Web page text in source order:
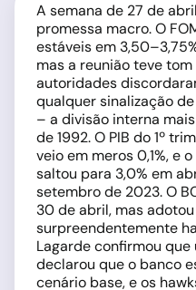
A semana de 27 de
promessa macro. O
estáveis em
mas a reunião teve
autoridades
qualquer sinalização
– a divisão interna
de 1992. O PIB do 1º
veio em meros 0,1%, e
saltou para 3,0% em
setembro de 2023. O
30 de abril, mas
surpreendentemente
Lagarde confirmou
declarou que o banco
cenário base, e os